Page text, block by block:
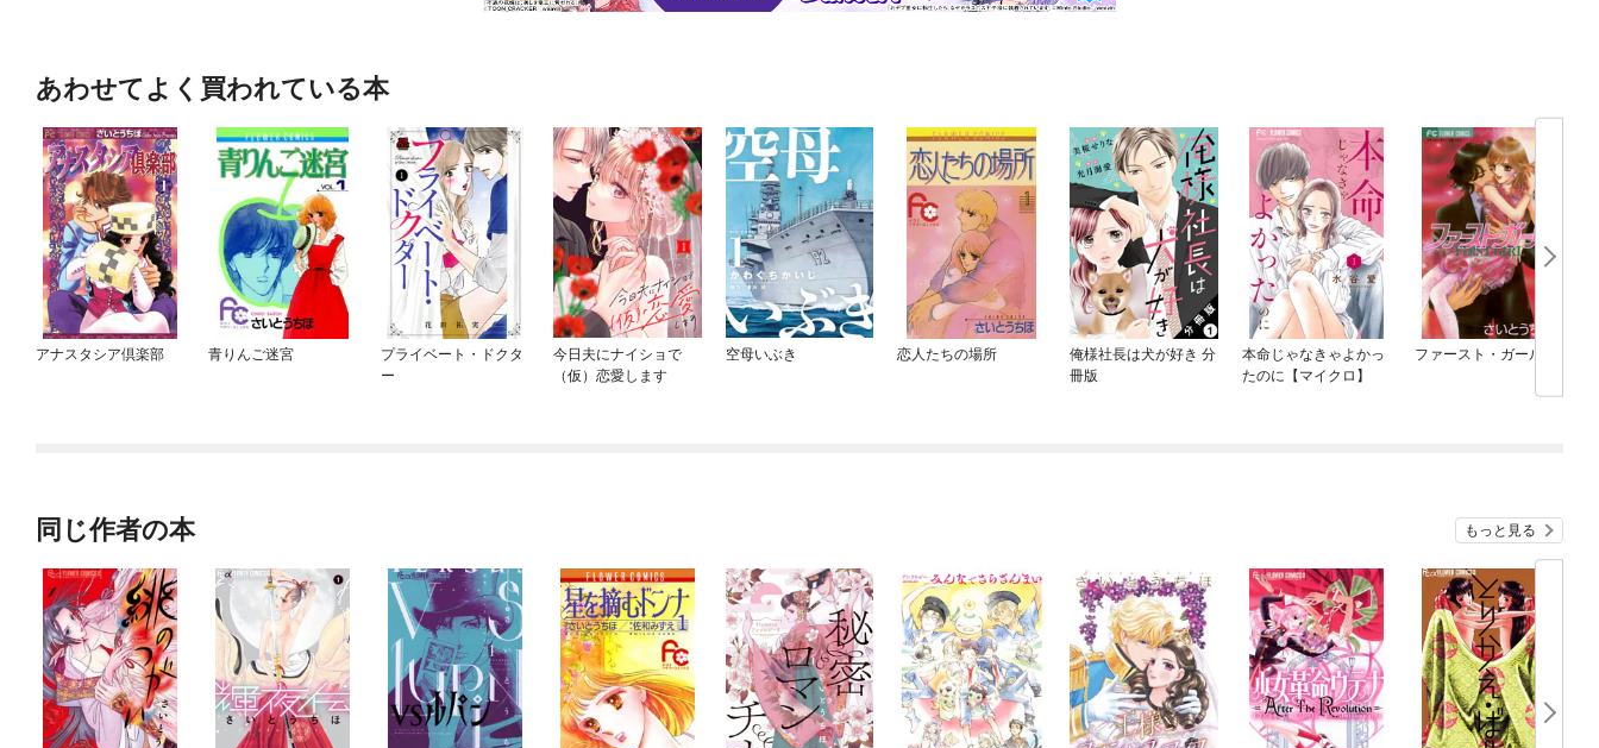
あわせてよく買われている本
アナスタシア倶楽部 青りんご迷宮
プライベート・ドクタ
ー
今日夫にナイショで
（仮）恋愛します
空母いぶき 恋人たちの場所
俺様社長は犬が好き 分
冊版
本命じゃなきゃよかっ
たのに【マイクロ】
ファースト・ガール
同じ作者の本 もっと見る